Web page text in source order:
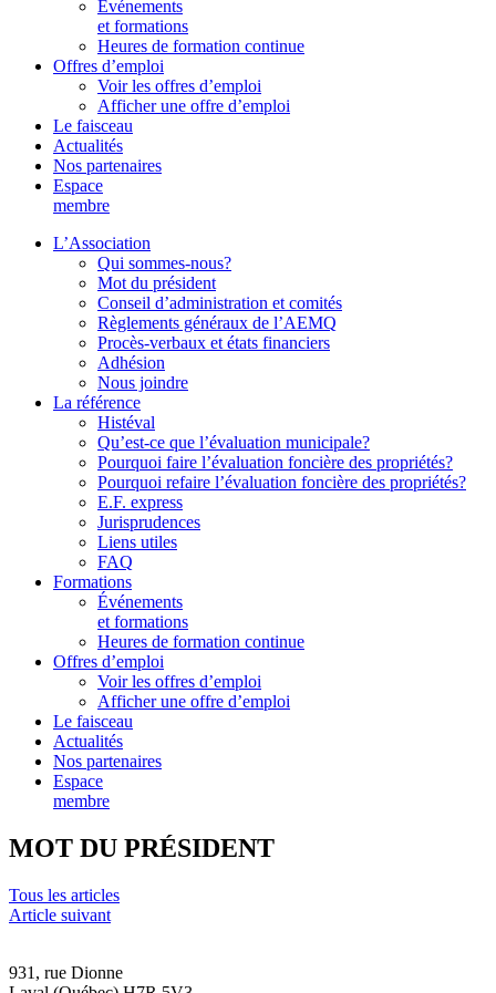
Événements
et formations
Heures de formation continue
Offres d’emploi
Voir les offres d’emploi
Afficher une offre d’emploi
Le faisceau
Actualités
Nos partenaires
Espace
membre
L’Association
Qui sommes-nous?
Mot du président
Conseil d’administration et comités
Règlements généraux de l’AEMQ
Procès-verbaux et états financiers
Adhésion
Nous joindre
La référence
Histéval
Qu’est-ce que l’évaluation municipale?
Pourquoi faire l’évaluation foncière des propriétés?
Pourquoi refaire l’évaluation foncière des propriétés?
E.F. express
Jurisprudences
Liens utiles
FAQ
Formations
Événements
et formations
Heures de formation continue
Offres d’emploi
Voir les offres d’emploi
Afficher une offre d’emploi
Le faisceau
Actualités
Nos partenaires
Espace
membre
MOT DU PRÉSIDENT
Tous les articles
Article suivant
931, rue Dionne